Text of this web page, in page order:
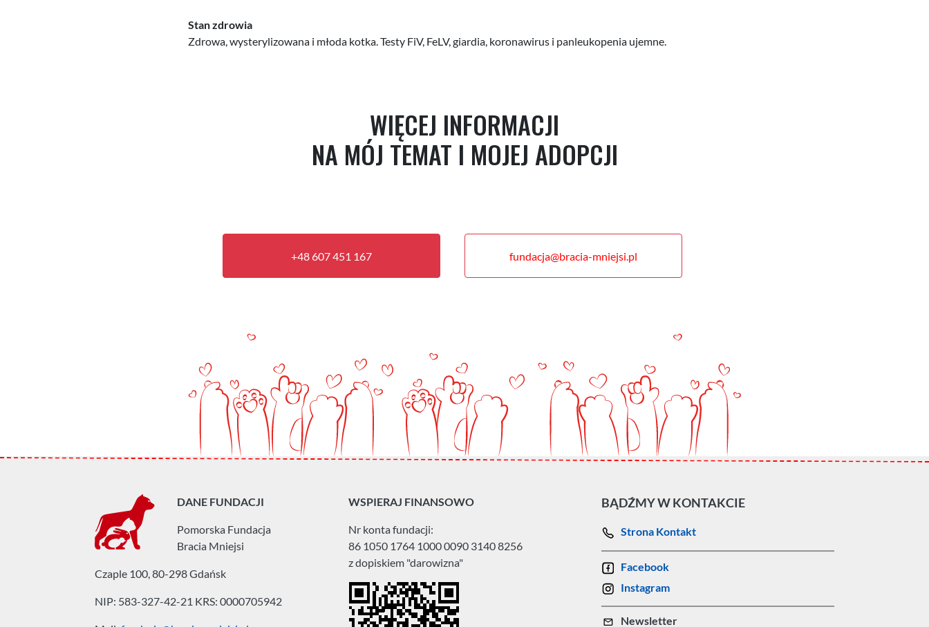
Stan zdrowia
Zdrowa, wysterylizowana i młoda kotka. Testy FiV, FeLV, giardia, koronawirus i panleukopenia ujemne.
WIĘCEJ INFORMACJI
NA MÓJ TEMAT I MOJEJ ADOPCJI
+48 607 451 167 fundacja@bracia-mniejsi.pl
DANE FUNDACJI
Pomorska Fundacja
Bracia Mniejsi
Czaple 100, 80-298 Gdańsk
NIP: 583-327-42-21 KRS: 0000705942
WSPIERAJ FINANSOWO
Nr konta fundacji:
86 1050 1764 1000 0090 3140 8256
z dopiskiem "darowizna"
BĄDŹMY W KONTAKCIE
Strona Kontakt
Facebook
Instagram
Newsletter